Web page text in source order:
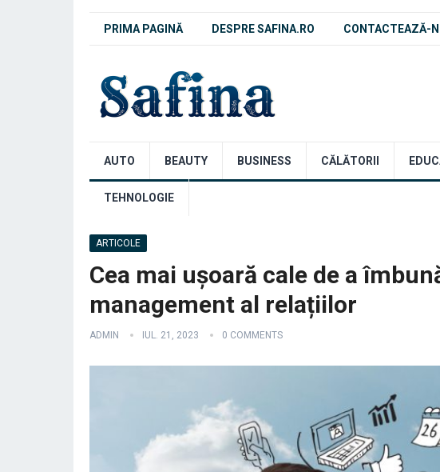
PRIMA PAGINĂ DESPRE SAFINA.RO CONTACTEAZĂ-
AUTO BEAUTY BUSINESS CĂLĂTORII
TEHNOLOGIE
ARTICOLE
Cea mai ușoară cale de a
management al relațiilor
ADMIN IUL. 21, 2023 0 COMMENTS